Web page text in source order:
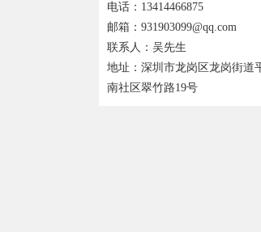
电话：13414466875
邮箱：931903099@qq.com
联系人：吴先生
地址：深圳市龙岗区龙岗街道
南社区翠竹路19号